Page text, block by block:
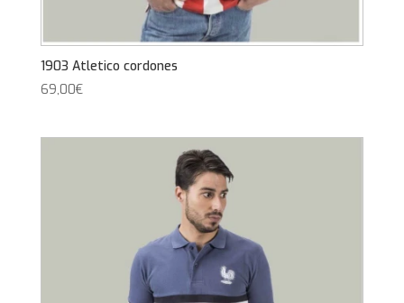
1903 Atletico cordones
69,00€